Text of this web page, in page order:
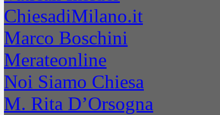
ChiesadiMilano.it
Marco Boschini
Merateonline
Noi Siamo Chiesa
M. Rita D’Orsogna